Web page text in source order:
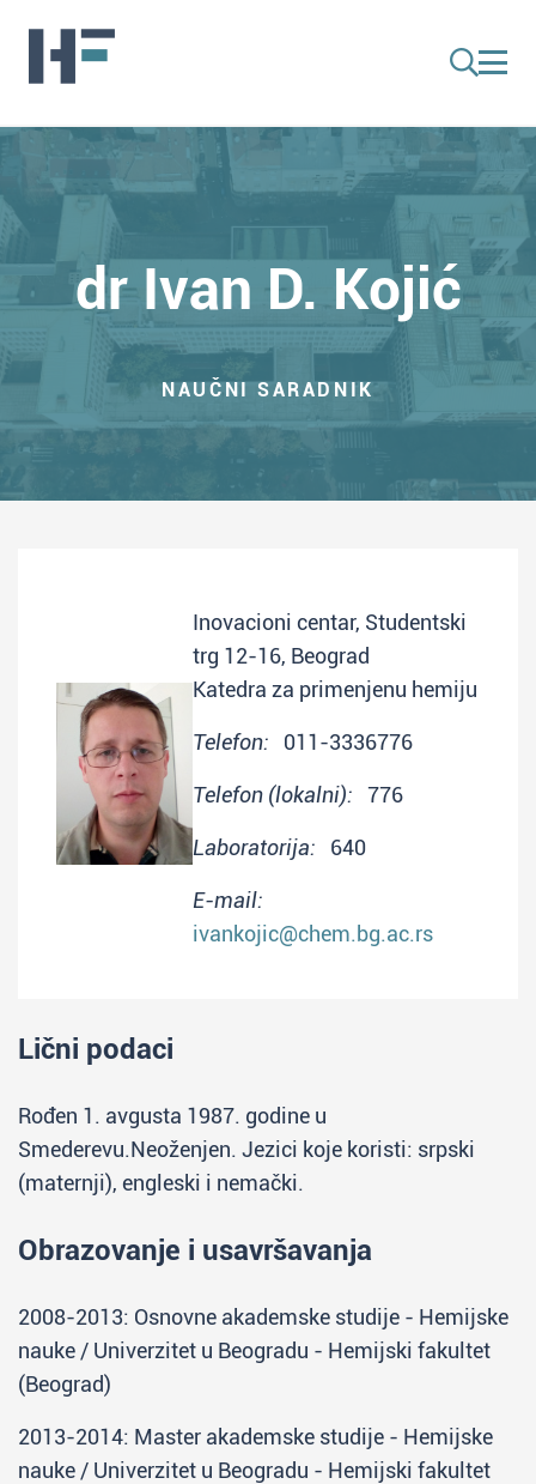
dr Ivan D. Kojić
NAUČNI SARADNIK
Inovacioni centar, Studentski
trg 12-16, Beograd
Katedra za primenjenu hemiju
Telefon: 011-3336776
Telefon (lokalni): 776
Laboratorija: 640
E-mail:
ivankojic@chem.bg.ac.rs
Lični podaci
Rođen 1. avgusta 1987. godine u
Smederevu.Neoženjen. Jezici koje koristi: srpski
(maternji), engleski i nemački.
Obrazovanje i usavršavanja
2008-2013: Osnovne akademske studije - Hemijske
nauke / Univerzitet u Beogradu - Hemijski fakultet
(Beograd)
2013-2014: Master akademske studije - Hemijske
nauke / Univerzitet u Beogradu - Hemijski fakultet